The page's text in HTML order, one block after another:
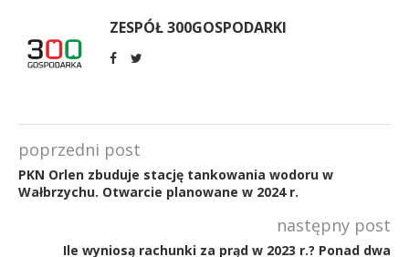
ZESPÓŁ 300GOSPODARKI
poprzedni post
PKN Orlen zbuduje stację tankowania wodoru w
Wałbrzychu. Otwarcie planowane w 2024 r.
następny post
Ile wyniosą rachunki za prąd w 2023 r.? Ponad dwa